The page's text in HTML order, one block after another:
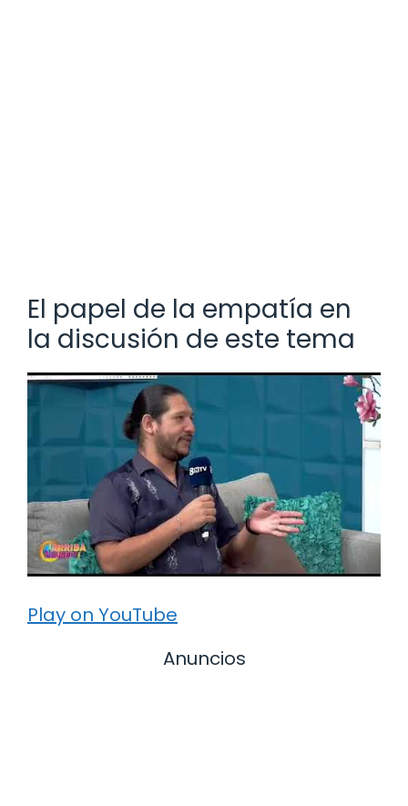
El papel de la empatía en
la discusión de este tema
Play on YouTube
Anuncios